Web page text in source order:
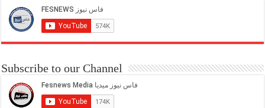
Subscribe to our Channel